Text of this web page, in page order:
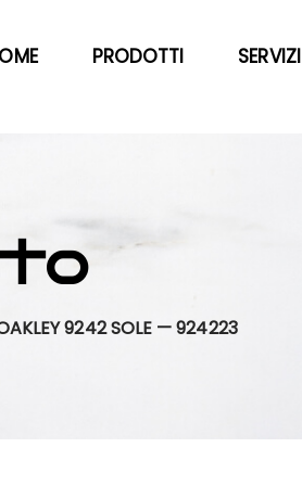
PRODOTTI SERVIZI
9242 SOLE — 924223